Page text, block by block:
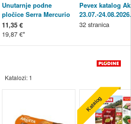
Unutarnje podne
pločice Serra Mercurio
45x45, 1. klasa, 1,42 m²
11,35 €
19,87 €
Pevex katalog
23.07.-24.08.2026.
32 stranica
Katalozi: 1
Katalog